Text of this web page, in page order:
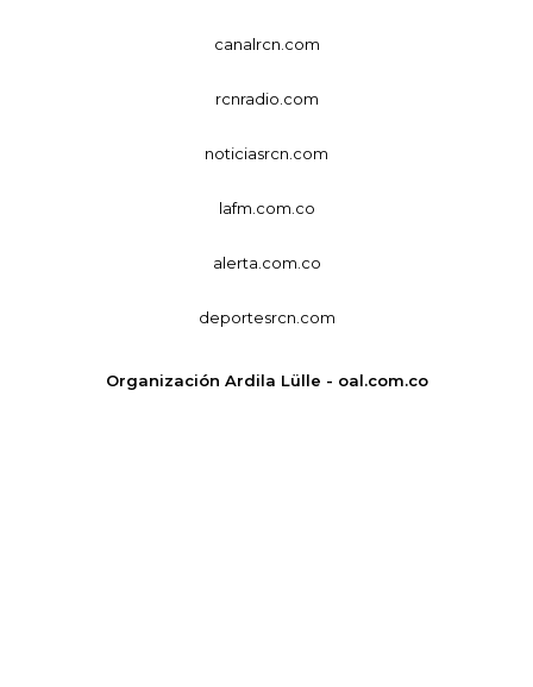
canalrcn.com
rcnradio.com
noticiasrcn.com
lafm.com.co
alerta.com.co
deportesrcn.com
Organización Ardila Lülle - oal.com.co